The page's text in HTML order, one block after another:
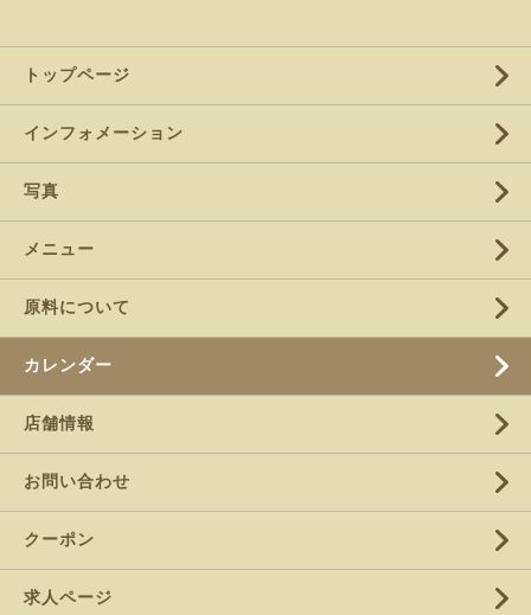
トップページ
インフォメーション
写真
メニュー
原料について
カレンダー
店舗情報
お問い合わせ
クーポン
求人ページ